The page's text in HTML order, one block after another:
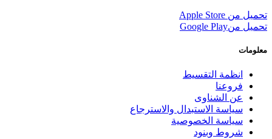
تحميل من Apple Store
تحميل منGoogle Play
معلومات
انظمة التقسيط
فروعنا
عن الشناوى
سياسة الاستبدال والاسترجاع
سياسة الخصوصية
شروط وبنود